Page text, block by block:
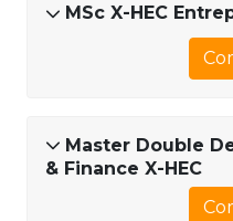
MSc X-HEC
Master Double
& Finance X-HEC